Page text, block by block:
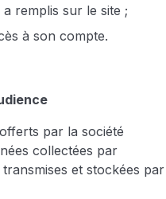
remplis sur le site ;
à son compte.
par la société
collectées par
et stockées par